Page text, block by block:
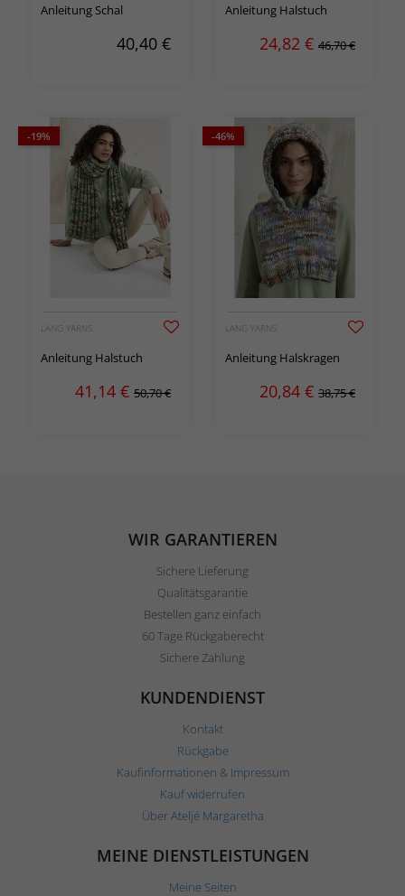
Anleitung Schal
40,40 €
Anleitung Halstuch
24,82 € 46,70 €
-19%
LANG YARNS
Anleitung Halstuch
41,14 € 50,70 €
-46%
LANG YARNS
Anleitung Halskragen
20,84 € 38,75 €
WIR GARANTIEREN
Sichere Lieferung
Qualitätsgarantie
Bestellen ganz einfach
60 Tage Rückgaberecht
Sichere Zahlung
KUNDENDIENST
Kontakt
Rückgabe
Kaufinformationen & Impressum
Kauf widerrufen
Über Ateljé Margaretha
MEINE DIENSTLEISTUNGEN
Meine Seiten